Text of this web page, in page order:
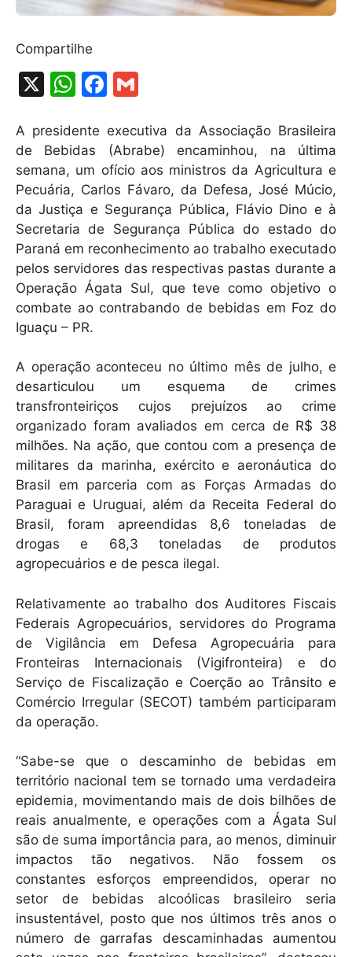
Compartilhe
X
W
at
s
A
p
p
F
c
e
b
o
o
k
ai
l
A presidente executiva da Associação Brasileira
de Bebidas (Abrabe) encaminhou, na última
semana, um ofício aos ministros da Agricultura e
Pecuária, Carlos Fávaro, da Defesa, José Múcio,
da Justiça e Segurança Pública, Flávio Dino e à
Secretaria de Segurança Pública do estado do
Paraná em reconhecimento ao trabalho executado
pelos servidores das respectivas pastas durante a
Operação Ágata Sul, que teve como objetivo o
combate ao contrabando de bebidas em Foz do
Iguaçu – PR.
A operação aconteceu no último mês de julho, e
desarticulou um esquema de crimes
transfronteiriços cujos prejuízos ao crime
organizado foram avaliados em cerca de R$ 38
milhões. Na ação, que contou com a presença de
militares da marinha, exército e aeronáutica do
Brasil em parceria com as Forças Armadas do
Paraguai e Uruguai, além da Receita Federal do
Brasil, foram apreendidas 8,6 toneladas de
drogas e 68,3 toneladas de produtos
agropecuários e de pesca ilegal.
Relativamente ao trabalho dos Auditores Fiscais
Federais Agropecuários, servidores do Programa
de Vigilância em Defesa Agropecuária para
Fronteiras Internacionais (Vigifronteira) e do
Serviço de Fiscalização e Coerção ao Trânsito e
Comércio Irregular (SECOT) também participaram
da operação.
“Sabe-se que o descaminho de bebidas em
território nacional tem se tornado uma verdadeira
epidemia, movimentando mais de dois bilhões de
reais anualmente, e operações com a Ágata Sul
são de suma importância para, ao menos, diminuir
impactos tão negativos. Não fossem os
constantes esforços empreendidos, operar no
setor de bebidas alcoólicas brasileiro seria
insustentável, posto que nos últimos três anos o
número de garrafas descaminhadas aumentou